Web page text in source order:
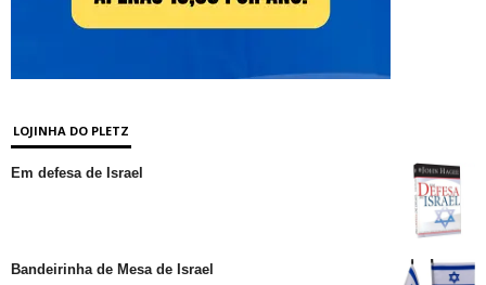
LOJINHA DO PLETZ
Em defesa de Israel
Bandeirinha de Mesa de Israel